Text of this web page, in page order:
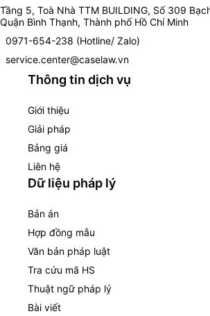
Tầng 5, Toà Nhà TTM BUILDING, Số 309
Quận Bình Thạnh, Thành phố Hồ Chí Minh
0971-654-238 (Hotline/ Zalo)
service.center@caselaw.vn
Thông tin dịch vụ
Giới thiệu
Giải pháp
Bảng giá
Liên hệ
Dữ liệu pháp lý
Bản án
Hợp đồng mẫu
Văn bản pháp luật
Tra cứu mã HS
Thuật ngữ pháp lý
Bài viết